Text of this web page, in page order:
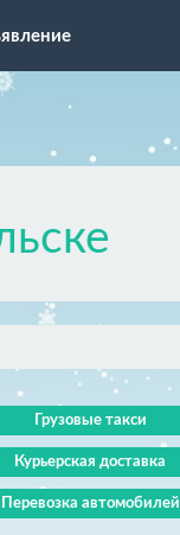
Грузовые такси
Курьерская доставка
Перевозка автомобилей